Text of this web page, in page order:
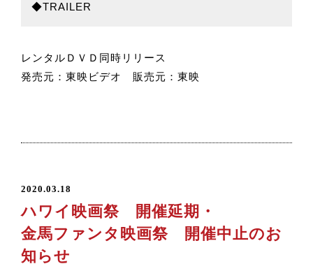
◆TRAILER
レンタルＤＶＤ同時リリース
発売元：東映ビデオ 販売元：東映
2020.03.18
ハワイ映画祭 開催延期・
金馬ファンタ映画祭 開催中止のお
知らせ